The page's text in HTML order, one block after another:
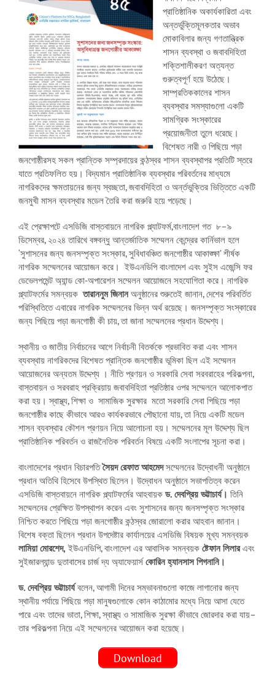
প্রাতিষ্ঠানিক অকার্যকারিতা এবং
অন্তর্ভুক্তিমূলকতার অভাব
মোকাবিলার জন্য গণতান্ত্রিক
শাসন ব্যবস্থা ও জবাবদিহিতা
শক্তিশালীকরণ অত্যন্ত
গুরুত্বপূর্ণ হয়ে উঠেছে।
সাম্প্রতিককালের শাসন
ব্যবস্থার সমস্যাগুলো একটি
সামগ্রিক সংস্কারের
প্রয়োজনীতা তুলে ধরেছে।
বিশেষত নারী ও পিছিয়ে পড়া
জনগোষ্ঠীরসহ সকল প্রান্তিক সম্প্রদায়ের কন্ঠস্বর শাসন ব্যবস্থাপর প্রতিটি স্তরে
যাতে প্রতিফলিত হয়। বিদ্যমান প্রাতিষ্ঠানিক ব্যবস্থার পরিবর্তনের মাধ্যমে
নাগরিকদের ক্ষমতায়নের জন্য স্বচ্ছতা, জবাবদিহিতা ও অর্ন্তভুক্তির ভিত্তিতে একটি
জনমুখী মাসন ব্যবস্থার মডেল তৈরি করা জরুরি হয়ে পড়েছে।
এই প্রেক্ষাপটে এসডিজি বাস্তবায়নে নাগরিক প্ল্যাটফর্ম,বাংলাদেশ গত ৮–৯
ডিসেম্বর, ২০২৪ তারিখে বঙ্গবন্ধু আন্তর্জাতিক সম্মেলন কেন্দ্রের কার্নিভাল হলে
‘সুশাসনের জন্য জনসম্পৃক্ত সংস্কার, সুবিধাবঞ্চিত জনগোষ্ঠীর আকাঙ্ক্ষা’ শীর্ষক
নাগরিক সম্মেলনের আয়োজন করে। ইউএনডিপি বাংলাদেশ এবং সুইস এজেন্সি ফর
ডেভেলপমেন্ট অ্যান্ড কো-অপারেশন সম্মেলন আয়োজনে সহযোগিতা করে। নাগরিক
প্ল্যাটফর্মের সমন্বয়কতারাননুম জিনানঅনুষ্ঠানের শুরুতেই জানান, দেশের পরিবর্তিত
পরিস্থিতিতে এবারের নাগরিক সম্মেলনের ভিন্ন অর্থ রয়েছে। জনসম্পৃক্ত সংস্কারের
জন্য পিছিয়ে পড়া জনগোষ্ঠী কী চায়, তা জানা সম্মেলনের প্রধান উদ্দেশ্য।
স্থানীয় ও জাতীয় নির্বাচনের আগে নির্বাচনী বিতর্ককে প্রভাবিত করা এবং শাসন
ব্যবস্থায় নাগরিকদের বিশেষত প্রান্তিক জনগোষ্ঠীর ভূমিকা ছিল এই সম্মেলন
আয়োজনের অন্যতম উদ্দেশ্য । নীতি প্রণয়ন ও সরকারি সেবা সরবরাহের পরিকল্পনা,
বাস্তবায়ন ও সরবরাহ প্রক্রিয়ায় জবাবদিহিতা প্রতিষ্ঠার ওপর সম্মেলনে আলোকপাত
করা হয়। স্বাস্থ্য, শিক্ষা ও সামাজিক সুরক্ষার মতো সরকারি সেবা পিছিয়ে পড়া
জনগোষ্ঠীর কাছে কীভাবে আরও কার্যকরভাবে পৌছানো যায়, তা নিয়ে একটি মডেল
শাসন ব্যবস্থার কৌশল প্রণয়ন নিয়ে আলোচনা হয়। সম্মেলনের মূল উদ্দেশ্য ছিল
প্রাতিষ্ঠানিক পরিবর্তন ও রাজনৈতিক পরিবর্তন বিষয়ে একটি সংলাপের সূচনা করা।
বাংলাদেশের প্রধান বিচারপতিসৈয়দ রেফাত আহমেদসম্মেলনের উদ্বোধনী অনুষ্ঠানে
প্রধান অতিথি হিসেবে উপস্থিত ছিলেন। উদ্বোধন অনুষ্ঠানে সভাপতিত্ব করেন
এসডিজি বাস্তবায়নে নাগরিক প্ল্যাটফর্মের আহবায়ক ড. দেবপ্রিয় ভট্টাচার্য। তিনি
সম্মেলনের প্রেক্ষিত উপস্থাপন করেন এবং সুশাসনের জন্য জনসম্পৃক্ত সংস্কার
নিশ্চিত করতে পিছিয়ে পড়া জনগোষ্ঠীর কন্ঠস্বর জোরালো করার আহবান জানান।
বিশেষ বক্তা ছিলেন প্রধান উপদেষ্টার কার্যালয়ের এসডিজি বিষয়ক মূখ্য সমন্বয়ক
লামিয়া মোরশেদ, ইউএনডিপি, বাংলাদেশ এর আবাসিক সমন্বয়ক ষ্টেফান লিলারএবং
সুইজারল্যান্ড দুতাবাসের চার্জ দ্য অ্যাফেয়ার্সকোরিন হ্যানসাস পিগনানি।
ড. দেবপ্রিয় ভট্টাচার্যবলেন, আগামী দিনের সম্ভাবনাগুলো কাজে লাগানোর জন্য
স্থানীয় পর্যায়ে পিছিয়ে পড়া মানুষগুলোকে কোন কাঠামোর মধ্যে নিয়ে আসা যেতে
পারে এবং তাদের ভাতা, শিক্ষা, স্বাস্থ্য ও সামাজিক সুরক্ষা কীভাবে জোরদার করা যায়–
তার পরিকল্পনা নিয়ে এই সম্মেলনের আয়োজন করা হয়েছে।
Download